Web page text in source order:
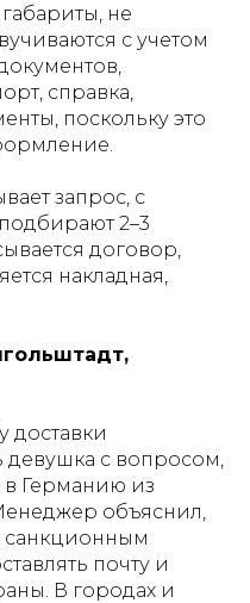
не
с учетом
справка,
поскольку это
запрос, с
2–3
договор,
накладная,
доставки
девушка с вопросом,
в Германию из
объяснил,
санкционным
почту и
В городах и